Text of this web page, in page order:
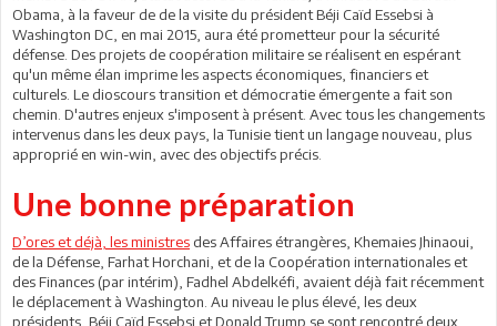
Obama, à la faveur de de la visite du président Béji Caïd Essebsi à
Washington DC, en mai 2015, aura été prometteur pour la sécurité
défense. Des projets de coopération militaire se réalisent en espérant
qu'un même élan imprime les aspects économiques, financiers et
culturels. Le dioscours transition et démocratie émergente a fait son
chemin. D'autres enjeux s'imposent à présent. Avec tous les changements
intervenus dans les deux pays, la Tunisie tient un langage nouveau, plus
approprié en win-win, avec des objectifs précis.
Une bonne préparation
D’ores et déjà, les ministres des Affaires étrangères, Khemaies Jhinaoui,
de la Défense, Farhat Horchani, et de la Coopération internationales et
des Finances (par intérim), Fadhel Abdelkéfi, avaient déjà fait récemment
le déplacement à Washington. Au niveau le plus élevé, les deux
présidents, Béji Caïd Essebsi et Donald Trump se sont rencontré deux